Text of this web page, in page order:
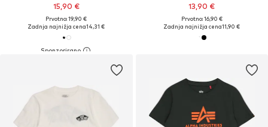
15,90 €
Prvotno: 19,90 €
Zadnja najnižja cena14,31 €
13,90 €
Prvotno: 16,90 €
Zadnja najnižja cena11,90 €